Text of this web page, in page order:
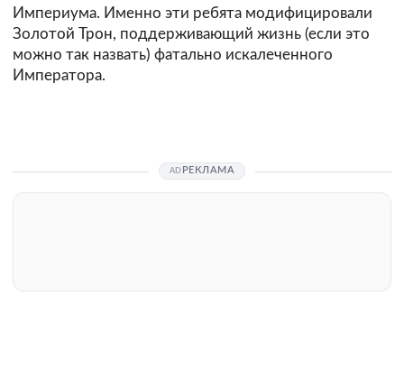
Империума. Именно эти ребята модифицировали
Золотой Трон, поддерживающий жизнь (если это
можно так назвать) фатально искалеченного
Императора.
РЕКЛАМА